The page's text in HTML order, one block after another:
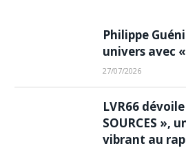
Philippe
univers avec
27/07/2026
LVR66
SOURCES »,
vibrant au rap